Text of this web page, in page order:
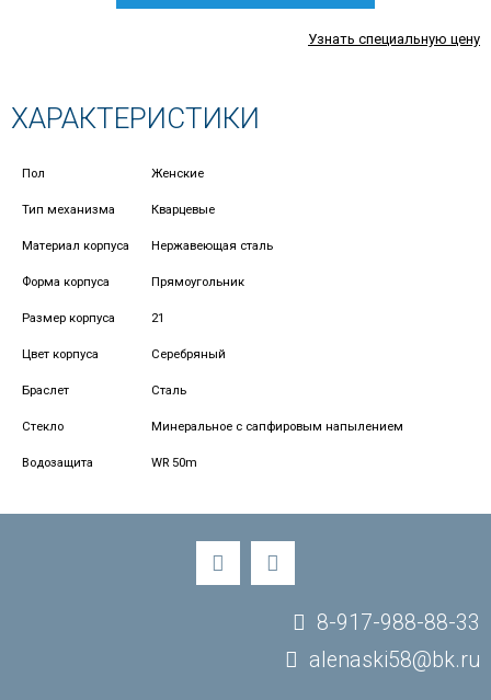
Узнать специальную цену
ХАРАКТЕРИСТИКИ
Пол Женские
Тип механизма Кварцевые
Материал корпуса Нержавеющая сталь
Форма корпуса Прямоугольник
Размер корпуса 21
Цвет корпуса Серебряный
Браслет Сталь
Стекло Минеральное с сапфировым напылением
Водозащита WR 50m
8-917-988-88-33
alenaski58@bk.ru